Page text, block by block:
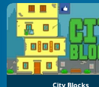
City Blocks